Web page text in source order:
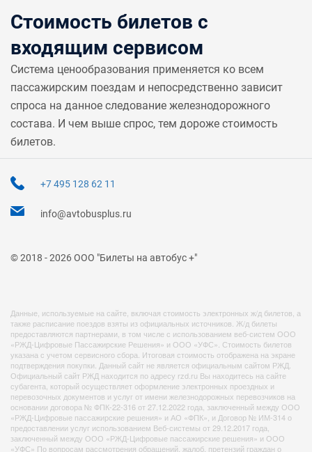
Стоимость билетов с
входящим сервисом
Система ценообразования применяется ко всем
пассажирским поездам и непосредственно зависит
спроса на данное следование железнодорожного
состава. И чем выше спрос, тем дороже стоимость
билетов.
+7 495 128 62 11
info@avtobusplus.ru
© 2018 - 2026 ООО "Билеты на автобус +"
Данные, используемые на сайте, включая стоимость электронных ж/д билетов, а
также расписание поездов взяты из официальных источников. Ж/д билеты
предоставляются партнерами, в том числе с использованием веб-систем ООО
«РЖД-Цифровые Пассажирские Решения» и ООО «УФС». Стоимость билетов
указана с учетом сервисного сбора. Итоговая стоимость отображена на экране
подтверждения покупки. Данный сайт не является официальным сайтом РЖД.
Официальный сайт РЖД находится по адресу rzd.ru Вы находитесь на сайте
субагента, который осуществляет оформление электронных проездных и
перевозочных документов и услуг от имени железнодорожных перевозчиков на
основании договора № ФПК-22-316 от 27.12.2022 года, заключенный между ООО
«РЖД-Цифровые пассажирские решения» и АО «ФПК», и Договор № ИМ-314 о
предоставлении услуг использованием Веб-системы от 29.12.2017 года,
заключенный между ООО «РЖД-Цифровые пассажирские решения» и ООО
«УФС» По вопросам рассмотрения обращений, жалоб, претензий граждан о